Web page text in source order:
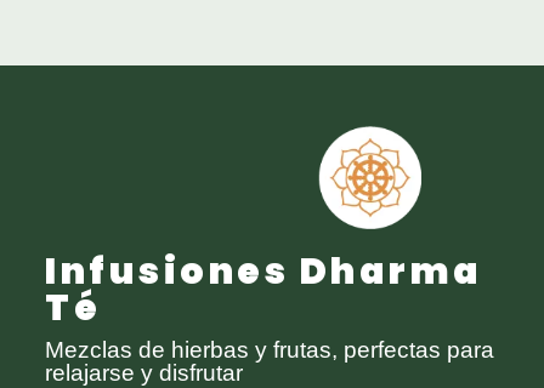
Infusiones Dharma
Té
Mezclas de hierbas y frutas, perfectas para
relajarse y disfrutar